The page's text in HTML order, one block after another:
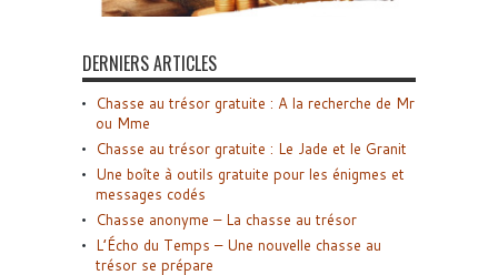
DERNIERS ARTICLES
Chasse au trésor gratuite : A la recherche de Mr
ou Mme
Chasse au trésor gratuite : Le Jade et le Granit
Une boîte à outils gratuite pour les énigmes et
messages codés
Chasse anonyme – La chasse au trésor
L’Écho du Temps – Une nouvelle chasse au
trésor se prépare